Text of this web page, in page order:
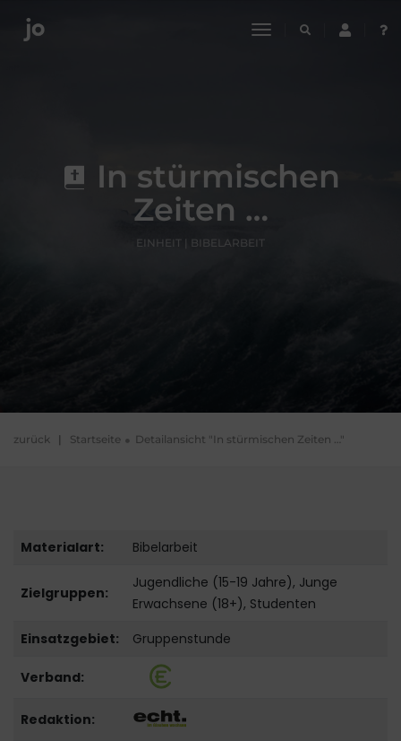
toggle
In stürmischen
Zeiten …
EINHEIT | BIBELARBEIT
zurück | Startseite Detailansicht "In stürmischen Zeiten …"
Materialart: Bibelarbeit
Zielgruppen:
Jugendliche (15-19 Jahre), Junge
Erwachsene (18+), Studenten
Einsatzgebiet:
Gruppenstunde
Verband:
Redaktion: